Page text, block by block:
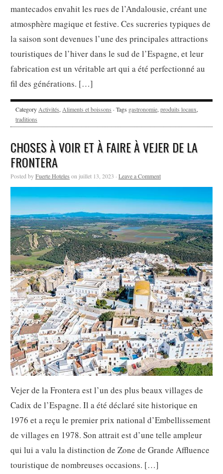
mantecados envahit les rues de l’Andalousie, créant une
atmosphère magique et festive. Ces sucreries typiques de
la saison sont devenues l’une des principales attractions
touristiques de l’hiver dans le sud de l’Espagne, et leur
fabrication est un véritable art qui a été perfectionné au
fil des générations. […]
Category Activités, Aliments et boissons · Tags gastronomie, produits locaux,
traditions
CHOSES À VOIR ET À FAIRE À VEJER DE LA
FRONTERA
Posted byFuerte Hoteles on juillet 13, 2023 · Leave a Comment
Vejer de la Frontera est l’un des plus beaux villages de
Cadix de l’Espagne. Il a été déclaré site historique en
1976 et a reçu le premier prix national d’Embellissement
de villages en 1978. Son attrait est d’une telle ampleur
qui lui a valu la distinction de Zone de Grande Affluence
touristique de nombreuses occasions. […]